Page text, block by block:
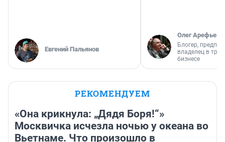
Евгений Пальянов
Олег Арефьев
Блогер,
владелец в
бизнесе
РЕКОМЕНДУЕМ
«Она крикнула: „Дядя Боря!“»
Москвичка исчезла ночью у океана во
Вьетнаме. Что произошло в